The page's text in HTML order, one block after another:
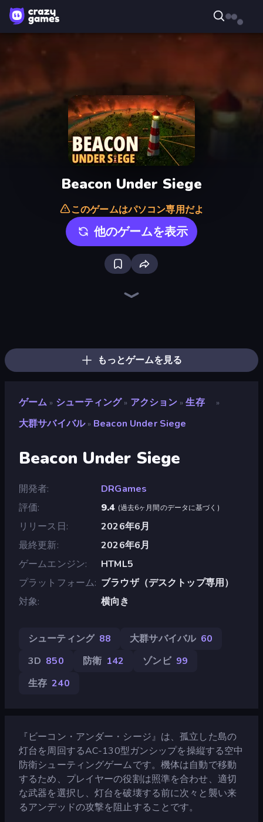
Beacon Under Siege
このゲームはパソコン専用だよ
他のゲームを表示
もっとゲームを見る
ゲーム » シューティング » アクション » 生存 »
大群サバイバル » Beacon Under Siege
Beacon Under Siege
開発者
DRGames
評価
9.4 (過去6ヶ月間のデータに基づく )
リリース日
2026年6月
最終更新
2026年6月
ゲームエンジン
HTML5
プラットフォーム ブラウザ（デスクトップ専用）
対象
横向き
シューティング 88 大群サバイバル 60
3D 850 防衛 142 ゾンビ 99
生存 240
『ビーコン・アンダー・シージ』は、孤立した島の
灯台を周回するAC-130型ガンシップを操縦する空中
防衛シューティングゲームです。機体は自動で移動
するため、プレイヤーの役割は照準を合わせ、適切
な武器を選択し、灯台を破壊する前に次々と襲い来
るアンデッドの攻撃を阻止することです。